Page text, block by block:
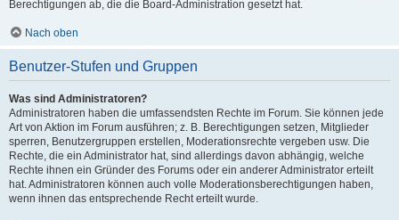
Berechtigungen ab, die die Board-Administration gesetzt hat.
Nach oben
Benutzer-Stufen und Gruppen
Was sind Administratoren?
Administratoren haben die umfassendsten Rechte im Forum. Sie können jede
Art von Aktion im Forum ausführen; z. B. Berechtigungen setzen, Mitglieder
sperren, Benutzergruppen erstellen, Moderationsrechte vergeben usw. Die
Rechte, die ein Administrator hat, sind allerdings davon abhängig, welche
Rechte ihnen ein Gründer des Forums oder ein anderer Administrator erteilt
hat. Administratoren können auch volle Moderationsberechtigungen haben,
wenn ihnen das entsprechende Recht erteilt wurde.